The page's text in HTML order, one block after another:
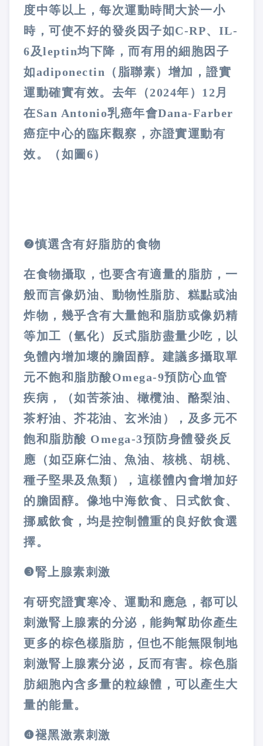
度中等以上，每次運動時間大於一小
時，可使不好的發炎因子如C-RP、 IL-
6及leptin均下降，而有用的細胞因子
如adiponectin （脂聯素）增加，證實
運動確實有效。去年（2024年） 12 月
在San Antonio乳癌年會Dana-Farber
癌症中心的臨床觀察，亦證實運動有
效。（如圖 6）
❷慎選含有好脂肪的食物
在食物攝取，也要含有適量的脂肪，一
般而言像奶油、動物性脂肪、糕點或油
炸物，幾乎含有大量飽和脂肪或像奶精
等加工（氫化）反式脂肪盡量少吃，以
免體內增加壞的膽固醇。建議多攝取單
元不飽和脂肪酸Omega-9預防心血管
疾病，（如苦茶油、橄欖油、酪梨油、
茶籽油、芥花油、玄米油），及多元不
飽和脂肪酸 Omega-3預防身體發炎反
應（如亞麻仁油、魚油、核桃、胡桃、
種子堅果及魚類），這樣體內會增加好
的膽固醇。像地中海飲食、日式飲食、
挪威飲食，均是控制體重的良好飲食選
擇。
❸腎上腺素刺激
有研究證實寒冷、運動和應急，都可以
刺激腎上腺素的分泌，能夠幫助你產生
更多的棕色樣脂肪，但也不能無限制地
刺激腎上腺素分泌，反而有害。棕色脂
肪細胞內含多量的粒線體，可以產生大
量的能量。
❹褪黑激素刺激